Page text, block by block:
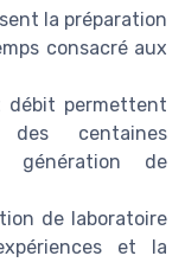
la préparation
consacré aux
débit permettent
centaines
génération de
de laboratoire
et la